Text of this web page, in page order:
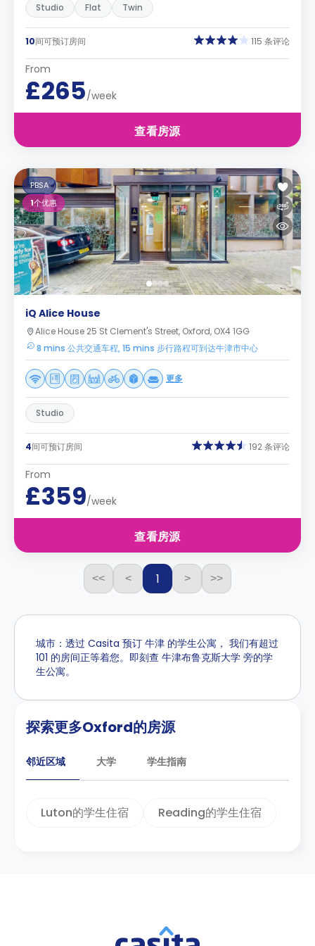
Studio Flat Twin
10间可预订房间 115 条评论
From
£265/week
查看房源
PBSA
1个优惠
iQ Alice House
Alice House 25 St Clement's Street, Oxford, OX4 1GG
8 mins 公共交通车程, 15 mins 步行路程可到达牛津市中心
更多
Studio
4间可预订房间 192 条评论
From
£359/week
查看房源
<< < 1 > >>
城市：透过 Casita 预订 牛津 的学生公寓， 我们有超过
101 的房间正等着您。即刻查 牛津布鲁克斯大学 旁的学
生公寓。
探索更多Oxford的房源
邻近区域 大学 学生指南
Luton的学生住宿 Reading的学生住宿